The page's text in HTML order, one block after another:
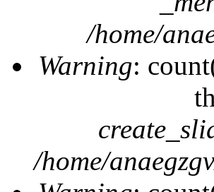
/home/
Warning:
/home/